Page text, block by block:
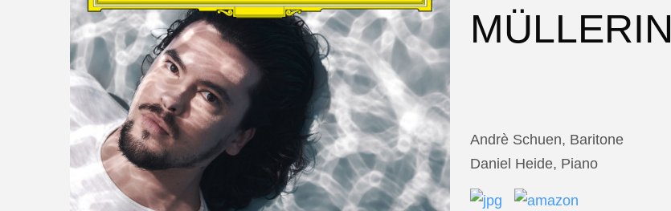
MÜLLERIN
Andrè Schuen, Baritone
Daniel Heide, Piano